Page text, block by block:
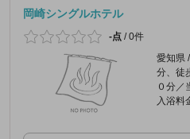
岡崎シングルホテル
-点 /0件
愛知県
分、徒
０分／
入浴料